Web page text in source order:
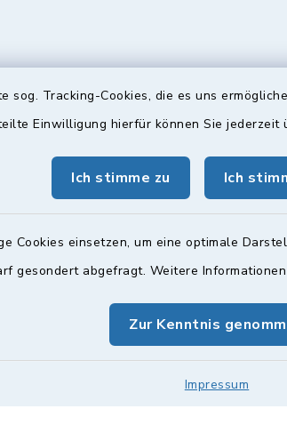
sog. Tracking-Cookies, die es uns
Einwilligung hierfür können Sie jederzeit
Ich stimme zu Ich
Cookies einsetzen, um eine optimale
gesondert abgefragt. Weitere
Zur Kenntnis
Impressum
Mittwoch und Freitag:
Uhr
zusätzlich:
Uhr
Diese